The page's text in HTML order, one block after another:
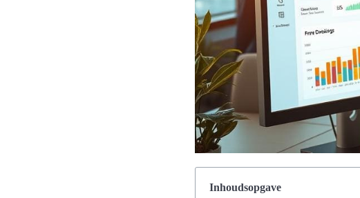
Inhoudsopgave